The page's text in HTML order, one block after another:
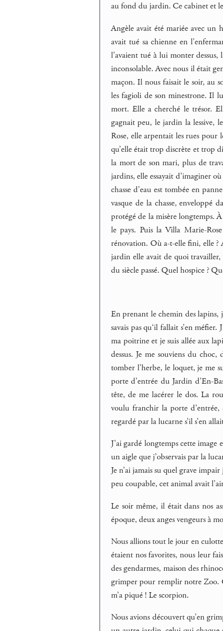
au fond du jardin. Ce cabinet et
Angèle avait été mariée avec un
avait tué sa chienne en
l’avaient tué à lui monter
inconsolable. Avec nous il était
maçon. Il nous faisait le soir, au
les fagioli de son minestrone. Il
mort. Elle a cherché le trésor.
gagnait peu, le jardin la lessive,
Rose, elle arpentait les rues pour
qu’elle était trop discrète et trop
la mort de son mari, plus de
jardins, elle essayait d’imaginer
chasse d’eau est tombée en
vasque de la chasse, enveloppé
protégé de la misère longtemps.
le pays. Puis la Villa Marie-
rénovation. Où a-t-elle fini, elle ?
jardin elle avait de quoi
du siècle passé. Quel hospice ?
En prenant le chemin des lapins,
savais pas qu‘il fallait s’en
ma poitrine et je suis allée aux
dessus. Je me souviens du choc,
tomber l’herbe, le loquet, je me
porte d’entrée du Jardin d’En-
tête, de me lacérer le dos. La
voulu franchir la porte d’entrée,
regardé par la lucarne s’il s’en
J’ai gardé longtemps cette image
un aigle que j’observais par la
Je n’ai jamais su quel grave
peu coupable, cet animal avait
Le soir même, il était dans nos
époque, deux anges vengeurs à
Nous allions tout le jour en
étaient nos favorites, nous leur
des gendarmes, maison des
grimper pour remplir notre Zoo.
m’a piqué ! Le scorpion.
Nous avions découvert qu’en